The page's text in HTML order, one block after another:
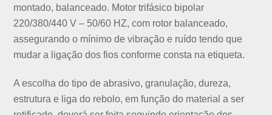
montado, balanceado. Motor trifásico bipolar
220/380/440 V – 50/60 HZ, com rotor balanceado,
assegurando o mínimo de vibração e ruído tendo que
mudar a ligação dos fios conforme consta na etiqueta.
A escolha do tipo de abrasivo, granulação, dureza,
estrutura e liga do rebolo, em função do material a ser